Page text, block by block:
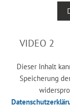
VIDEO 2
Dieser Inhalt
Speicherung